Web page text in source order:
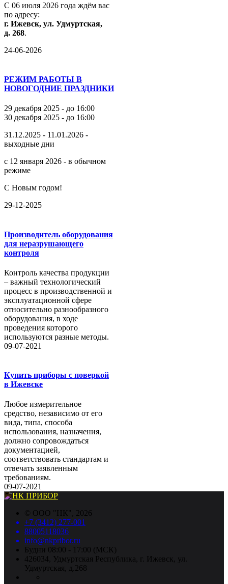
С 06 июля 2026 года ждём вас
по адресу:
г. Ижевск, ул. Удмуртская,
д. 268.
24-06-2026
РЕЖИМ РАБОТЫ В
НОВОГОДНИЕ ПРАЗДНИКИ
29 декабря 2025 - до 16:00
30 декабря 2025 - до 16:00
31.12.2025 - 11.01.2026 -
выходные дни
с 12 января 2026 - в обычном
режиме
С Новым годом!
29-12-2025
Производитель оборудования
для неразрушающего
контроля
Контроль качества продукции
– важный технологический
процесс в производственной и
эксплуатационной сфере
относительно разнообразного
оборудования, в ходе
проведения которого
используются разные методы.
09-07-2021
Купить приборы с поверкой
в Ижевске
Любое измерительное
средство, независимо от его
вида, типа, способа
использования, назначения,
должно сопровождаться
документацией,
соответствовать стандартам и
отвечать заявленным
требованиям.
09-07-2021
© ООО "НК", 2026
+7 (3412) 277-001
88005118036
info@nkpribor.ru
Будни 08:00 - 17:00 (МСК)
426034, Удмуртская Республика, г. Ижевск, ул.
Удмуртская, д.268